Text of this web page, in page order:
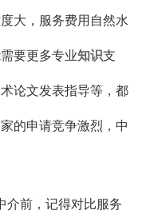
大，服务费用自然水
要更多专业知识支
论文发表指导等，都
的申请竞争激烈，中
介前，记得对比服务